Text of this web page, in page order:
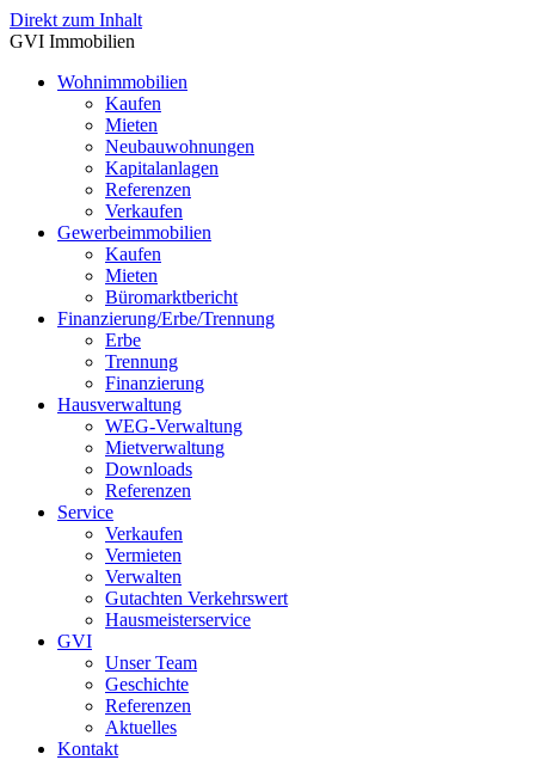
Direkt zum Inhalt
GVI Immobilien
Wohnimmobilien
Kaufen
Mieten
Neubauwohnungen
Kapitalanlagen
Referenzen
Verkaufen
Gewerbeimmobilien
Kaufen
Mieten
Büromarktbericht
Finanzierung/Erbe/Trennung
Erbe
Trennung
Finanzierung
Hausverwaltung
WEG-Verwaltung
Mietverwaltung
Downloads
Referenzen
Service
Verkaufen
Vermieten
Verwalten
Gutachten Verkehrswert
Hausmeisterservice
GVI
Unser Team
Geschichte
Referenzen
Aktuelles
Kontakt